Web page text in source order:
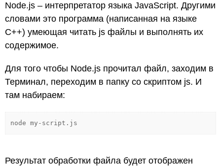
Node.js – интерпретатор языка JavaScript. Другими
словами это программа (написанная на языке
C++) умеющая читать js файлы и выполнять их
содержимое.
Для того чтобы Node.js прочитал файл, заходим в
Терминал, переходим в папку со скриптом js. И
там набираем:
node my-script.js
Результат обработки файла будет отображен